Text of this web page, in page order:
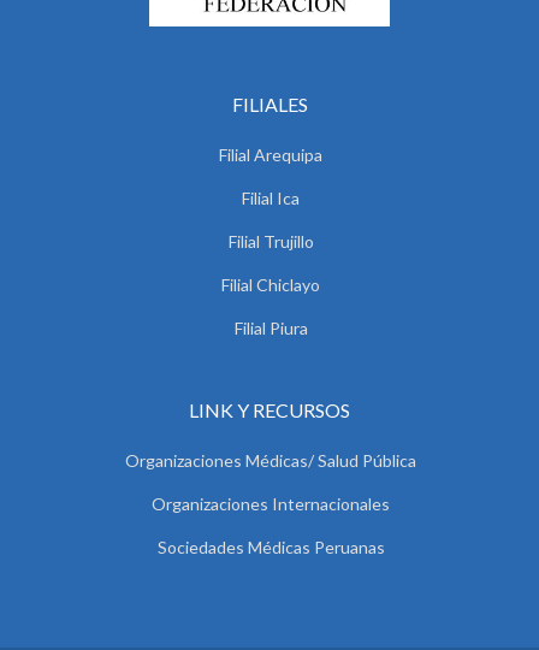
FILIALES
Filial Arequipa
Filial Ica
Filial Trujillo
Filial Chiclayo
Filial Piura
LINK Y RECURSOS
Organizaciones Médicas/ Salud Pública
Organizaciones Internacionales
Sociedades Médicas Peruanas